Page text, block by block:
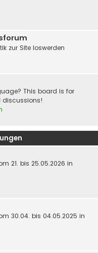
zur Site loswerden
This board is for
21. bis 25.05.2026 in
30.04. bis 04.05.2025 in